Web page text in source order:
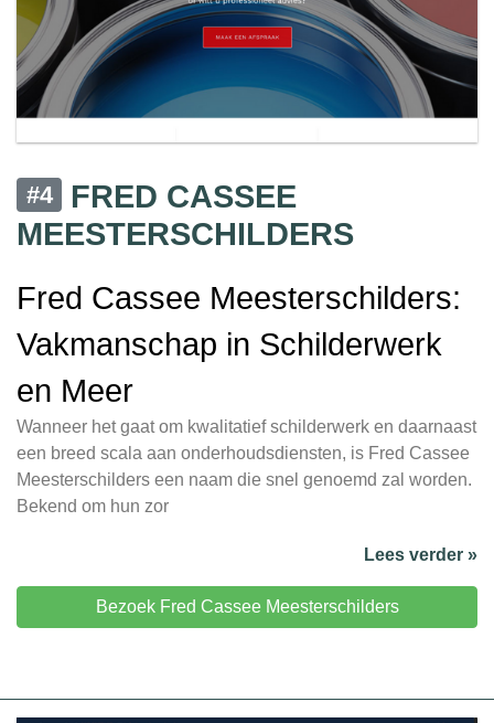
#4
FRED CASSEE
MEESTERSCHILDERS
Fred Cassee Meesterschilders:
Vakmanschap in Schilderwerk
en Meer
Wanneer het gaat om kwalitatief schilderwerk en daarnaast
een breed scala aan onderhoudsdiensten, is Fred Cassee
Meesterschilders een naam die snel genoemd zal worden.
Bekend om hun zor
Lees verder »
Bezoek Fred Cassee Meesterschilders